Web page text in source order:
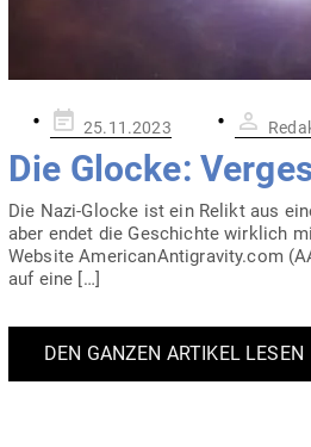
Gepostet
am
25.11.2023
Die Glocke:
Die Nazi-Glocke ist ein Relikt aus
aber endet die Geschichte wirklich
Website AmericanAntigravity.com
auf eine […]
DEN GANZEN ARTIKEL LESEN